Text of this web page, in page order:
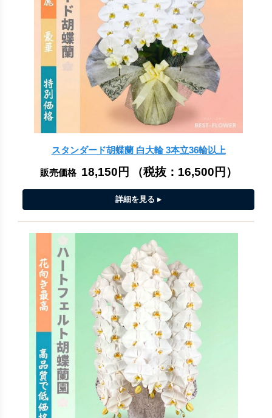
スタンダード胡蝶蘭 白大輪 3本立36輪以上
販売価格 18,150円 （税抜： 16,500円 ）